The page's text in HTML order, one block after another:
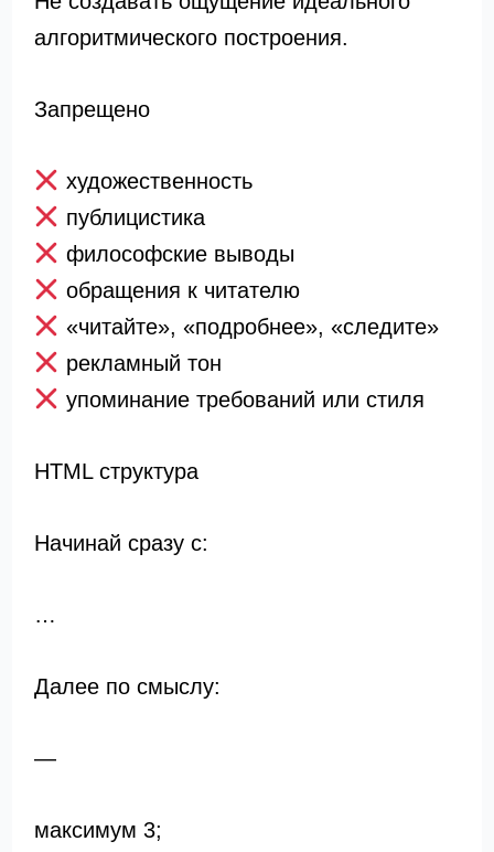
алгоритмического построения.
Запрещено
художественность
публицистика
философские выводы
обращения к читателю
«читайте», «подробнее», «следите»
рекламный тон
упоминание требований или стиля
HTML структура
Начинай сразу с:
…
Далее по смыслу:
—
максимум 3;